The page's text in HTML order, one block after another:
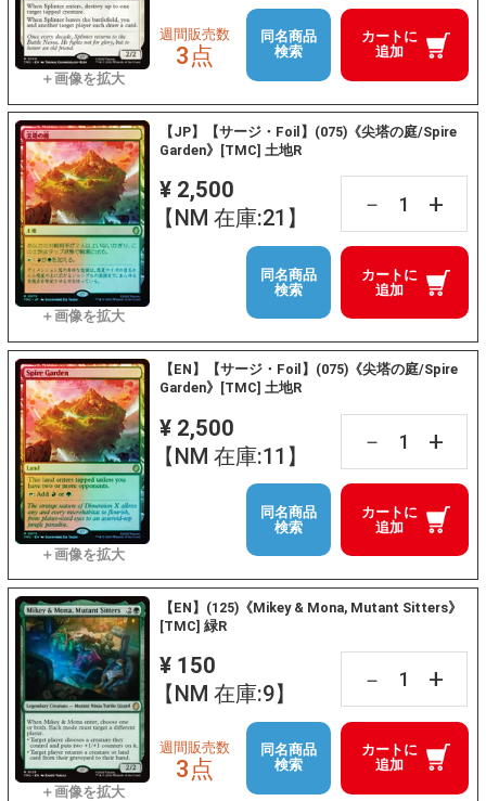
カートに
追加
週間販売数
3点
同名商品
検索
【JP】【サージ・Foil】(075)《尖塔の庭/Spire
Garden》[TMC] 土地R
¥ 2,500
【NM 在庫:21】
－ +
カートに
追加
同名商品
検索
【EN】【サージ・Foil】(075)《尖塔の庭/Spire
Garden》[TMC] 土地R
¥ 2,500
【NM 在庫:11】
－ +
カートに
追加
同名商品
検索
【EN】(125)《Mikey & Mona, Mutant Sitters》
[TMC] 緑R
¥ 150
【NM 在庫:9】
－ +
カートに
追加
週間販売数
3点
同名商品
検索